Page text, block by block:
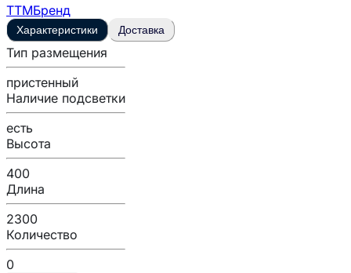
ТТМБренд
Характеристики Доставка
Тип размещения
пристенный
Наличие подсветки
есть
Высота
400
Длина
2300
Количество
0